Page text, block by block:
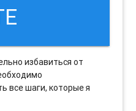
избавиться от
все шаги, которые я